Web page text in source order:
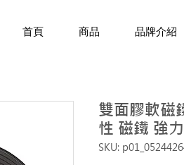
首頁 商品 品牌介紹
雙面膠軟
性 磁鐵 強
SKU: